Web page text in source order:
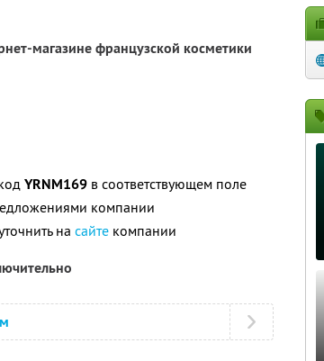
магазине французской косметики
YRNM169 в соответствующем поле
компании
на сайте компании